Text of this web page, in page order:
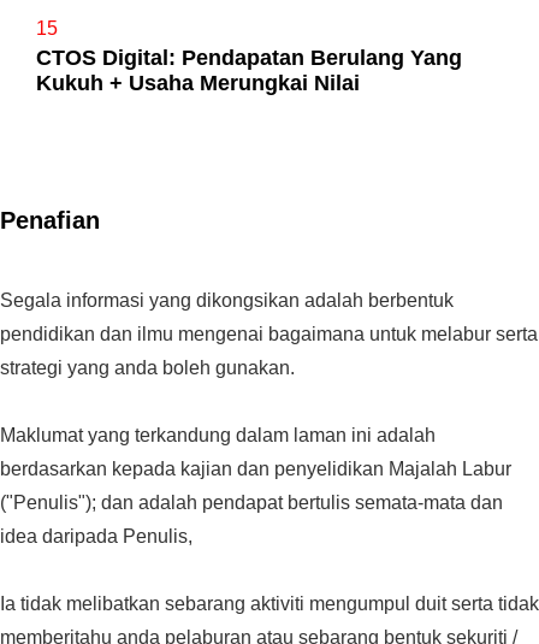
15
CTOS Digital: Pendapatan Berulang Yang
Kukuh + Usaha Merungkai Nilai
Penafian
Segala informasi yang dikongsikan adalah berbentuk
pendidikan dan ilmu mengenai bagaimana untuk melabur serta
strategi yang anda boleh gunakan.
Maklumat yang terkandung dalam laman ini adalah
berdasarkan kepada kajian dan penyelidikan Majalah Labur
("Penulis"); dan adalah pendapat bertulis semata-mata dan
idea daripada Penulis,
Ia tidak melibatkan sebarang aktiviti mengumpul duit serta tidak
memberitahu anda pelaburan atau sebarang bentuk sekuriti /